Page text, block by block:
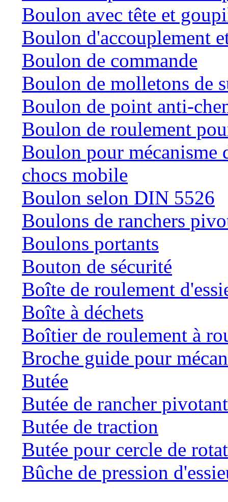
Boulon avec tête et
Boulon d'accouplement
Boulon de commande
Boulon de molletons de
Boulon de point anti-
Boulon de roulement
Boulon pour mécanisme
chocs mobile
Boulon selon DIN 5526
Boulons de ranchers
Boulons portants
Bouton de sécurité
Boîte de roulement
Boîte à déchets
Boîtier de roulement à
Broche guide pour
Butée
Butée de rancher
Butée de traction
Butée pour cercle de
Bûche de pression